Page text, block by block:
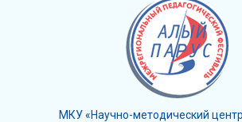
МКУ «Научно-методический центр